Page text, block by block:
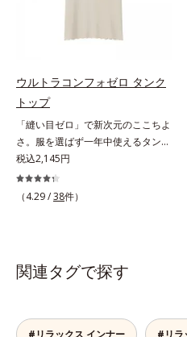
ロペンタシロキサン、ジフェニルシ
（メタクリル酸グリセリルアミドエ
チル/メタクリル酸ステアリル）コ
ポリマー*4 ローマカミツレ花エキ
ス、ローズマリー葉エキス、ラベン
ダー花水*5 メイク汚れ・乾燥
ウルトラコンフォゼロ タンク
トップ
「縫い目ゼロ」で新次元のここちよ
さ。服を選ばず一年中使えるタンク
トップ。アウターを選ばず、一年中
使えて便利なタンクトップこの感
覚、ほかにない。究極のストレスフ
っておくと一年中使えて便利です。
税込2,145円
（4.29 /38件）
関連タグで探す
#リラックス インナー #リラ